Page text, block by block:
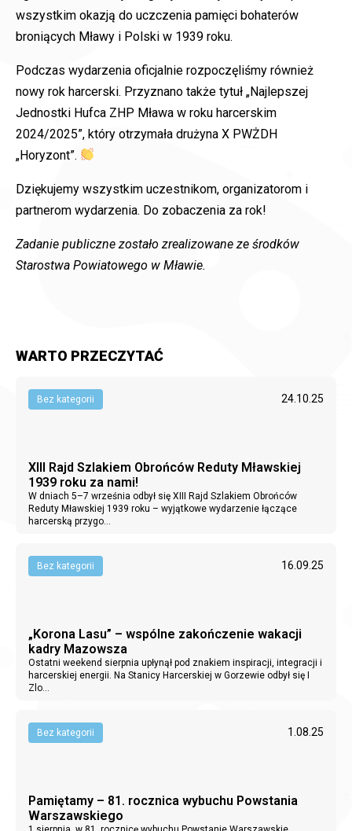
wszystkim okazją do uczczenia pamięci bohaterów
broniących Mławy i Polski w 1939 roku.
Podczas wydarzenia oficjalnie rozpoczęliśmy również
nowy rok harcerski. Przyznano także tytuł „Najlepszej
Jednostki Hufca ZHP Mława w roku harcerskim
2024/2025”, który otrzymała drużyna X PWŻDH
„Horyzont”.
Dziękujemy wszystkim uczestnikom, organizatorom i
partnerom wydarzenia. Do zobaczenia za rok!
Zadanie publiczne zostało zrealizowane ze środków
Starostwa Powiatowego w Mławie.
WARTO PRZECZYTAĆ
Bez kategorii 24.10.25
XIII Rajd Szlakiem Obrońców Reduty Mławskiej
1939 roku za nami!
W dniach 5–7 września odbył się XIII Rajd Szlakiem Obrońców
Reduty Mławskiej 1939 roku – wyjątkowe wydarzenie łączące
harcerską przygo...
Bez kategorii 16.09.25
„Korona Lasu” – wspólne zakończenie wakacji
kadry Mazowsza
Ostatni weekend sierpnia upłynął pod znakiem inspiracji, integracji i
harcerskiej energii. Na Stanicy Harcerskiej w Gorzewie odbył się I
Zlo...
Bez kategorii 1.08.25
Pamiętamy – 81. rocznica wybuchu Powstania
Warszawskiego